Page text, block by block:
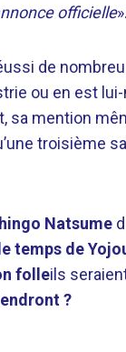
officielle».
de
ou en est
sa mention
troisième
Natsume
temps de
folleils
?